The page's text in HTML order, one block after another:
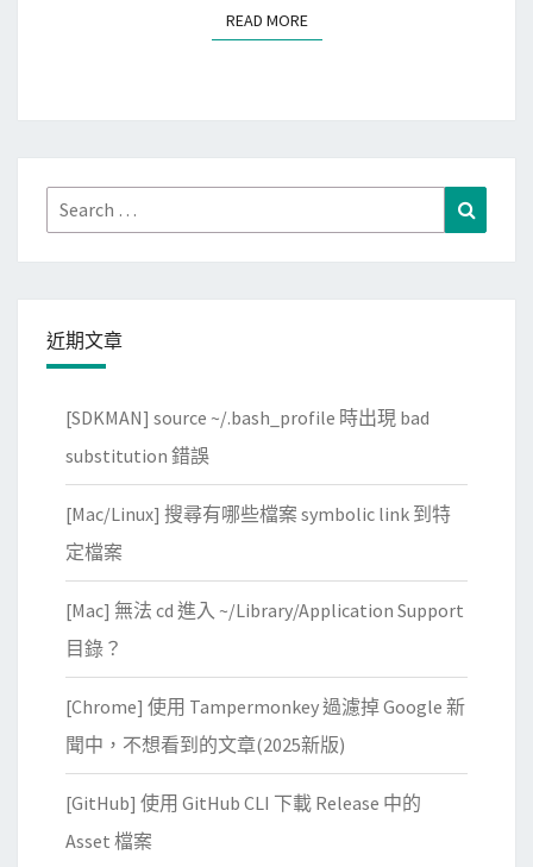
j
d
e
p
套
的
所
相
依
件
READ MOREREAD MORE
Search
for:
近期文章
[SDKMAN] source ~/.bash_profile 時出現 bad
substitution 錯誤
[Mac/Linux] 搜尋有哪些檔案 symbolic link 到特
定檔案
[Mac] 無法 cd 進入 ~/Library/Application Support
目錄？
[Chrome] 使用 Tampermonkey 過濾掉 Google 新
聞中，不想看到的文章(2025新版)
[GitHub] 使用 GitHub CLI 下載 Release 中的
Asset 檔案